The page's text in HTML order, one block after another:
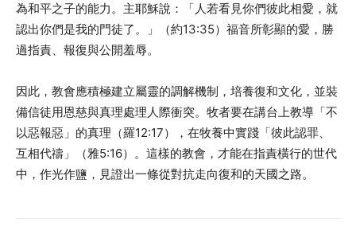
為和平之子的能力。主耶穌說：「人若看見你們彼此相愛，就
認出你們是我的門徒了。」（約13:35）福音所彰顯的愛，勝
過指責、報復與公開羞辱。
因此，教會應積極建立屬靈的調解機制，培養復和文化，並裝
備信徒用恩慈與真理處理人際衝突。牧者要在講台上教導「不
以惡報惡」的真理（羅12:17），在牧養中實踐「彼此認罪、
互相代禱」（雅5:16）。這樣的教會，才能在指責橫行的世代
中，作光作鹽，見證出一條從對抗走向復和的天國之路。